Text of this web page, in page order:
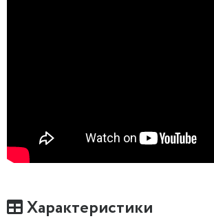
Характеристики